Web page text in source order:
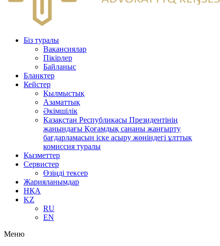
Біз туралы
Вакансиялар
Пікірлер
Байланыс
Бланктер
Кейстер
Қылмыстық
Азаматтық
Әкімшілік
Қазақстан Республикасы Президентінің
жанындағы Қоғамдық сананы жаңғырту
бағдарламасын іске асыру жөніндегі ұлттық
комиссия туралы
Қызметтер
Сервистер
Өзіңді тексер
Жарияланымдар
НҚА
KZ
RU
EN
Меню